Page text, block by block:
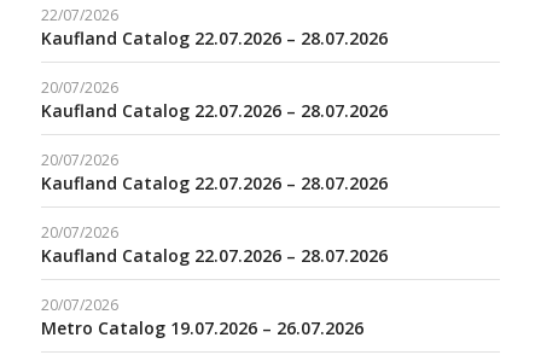
22/07/2026
Kaufland Catalog 22.07.2026 – 28.07.2026
20/07/2026
Kaufland Catalog 22.07.2026 – 28.07.2026
20/07/2026
Kaufland Catalog 22.07.2026 – 28.07.2026
20/07/2026
Kaufland Catalog 22.07.2026 – 28.07.2026
20/07/2026
Metro Catalog 19.07.2026 – 26.07.2026